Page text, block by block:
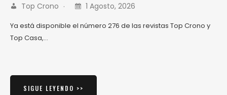
Top Crono 1 Agosto, 2026
Ya está disponible el número 276 de las revistas Top Crono y
Top Casa,…
SIGUE LEYENDO >>